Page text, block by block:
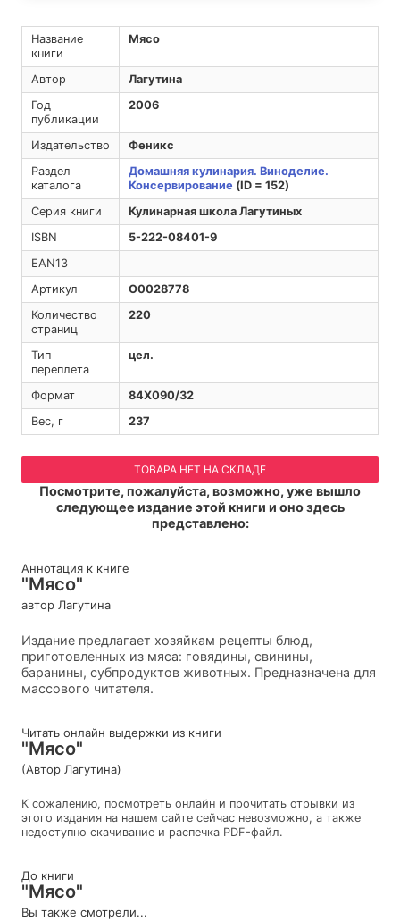
Название
книги
Мясо
Автор
Лагутина
Год
публикации
2006
Издательство
Феникс
Раздел
каталога
Домашняя кулинария. Виноделие.
Консервирование(ID = 152)
Серия книги
Кулинарная школа Лагутиных
ISBN
5-222-08401-9
EAN13
Артикул
O0028778
Количество
страниц
220
Тип
переплета
цел.
Формат
84Х090/32
Вес, г
237
ТОВАРА НЕТ НА СКЛАДЕ
Посмотрите, пожалуйста, возможно, уже вышло
следующее издание этой книги и оно здесь
представлено:
Аннотация к книге
"Мясо"
автор Лагутина
Издание предлагает хозяйкам рецепты блюд,
приготовленных из мяса: говядины, свинины,
баранины, субпродуктов животных. Предназначена для
массового читателя.
Читать онлайн выдержки из книги
"Мясо"
(Автор Лагутина)
К сожалению, посмотреть онлайн и прочитать отрывки из
этого издания на нашем сайте сейчас невозможно, а также
недоступно скачивание и распечка PDF-файл.
До книги
"Мясо"
Вы также смотрели...